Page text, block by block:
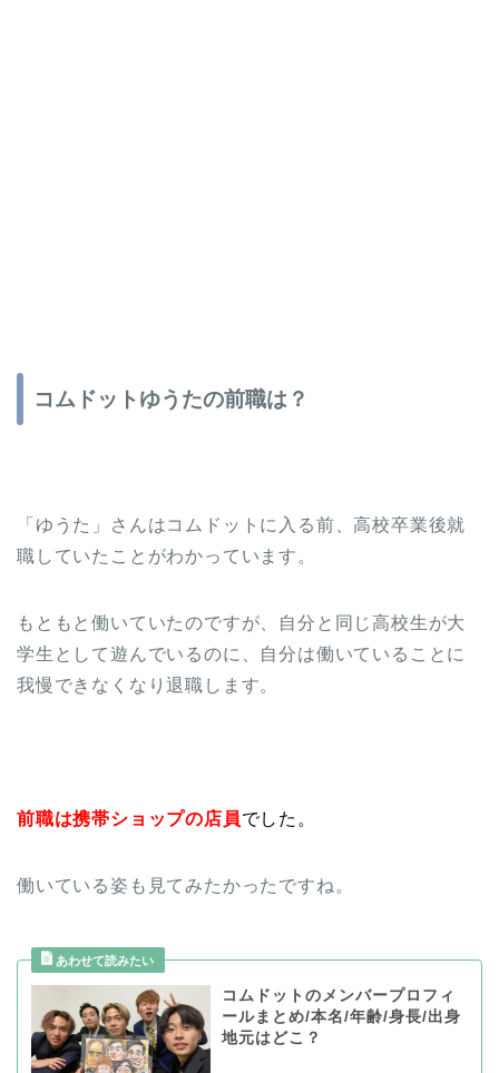
コムドットゆうたの前職は？
「ゆうた」さんはコムドットに入る前、高校卒業後就
職していたことがわかっています。
もともと働いていたのですが、自分と同じ高校生が大
学生として遊んでいるのに、自分は働いていることに
我慢できなくなり退職します。
前職は携帯ショップの店員でした。
働いている姿も見てみたかったですね。
コムドットのメンバープロフィ
ールまとめ/本名/年齢/身長/出身
地元はどこ？